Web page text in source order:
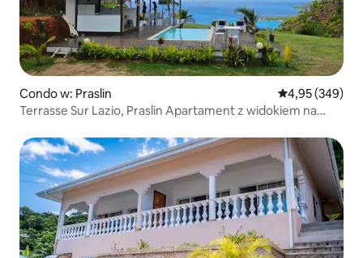
Condo w: Praslin Średnia
4,95 (349)
Terrasse Sur Lazio, Praslin Apartament z widokiem na